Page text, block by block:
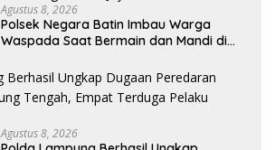
Agustus 8, 2026
Polsek Negara Batin Imbau Warga
Waspada Saat Bermain dan Mandi di
Agustus 8, 2026